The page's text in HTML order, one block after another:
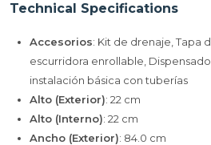
Technical Specifications
Accesorios: Kit de drenaje, Tapa
escurridora enrollable,
instalación básica con tuberías
Alto (Exterior): 22 cm
Alto (Interno): 22 cm
Ancho (Exterior): 84.0 cm